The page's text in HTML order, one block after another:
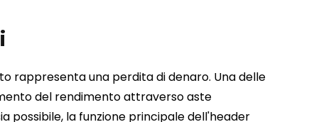
rappresenta una perdita di denaro. Una delle
del rendimento attraverso aste
possibile, la funzione principale dell'header